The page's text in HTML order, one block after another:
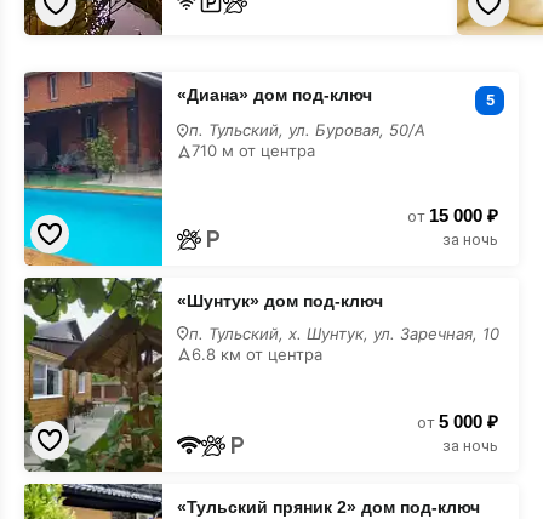
«Диана»
дом
под-
ключ
«Диана» дом под-ключ 5
п. Тульский, ул. Буровая, 50/А
710 м от центра
от 15 000 ₽
за ночь
«Шунтук»
дом
под-
ключ
«Шунтук» дом под-ключ
п. Тульский, х. Шунтук, ул. Заречная, 10
6.8 км от центра
от 5 000 ₽
за ночь
«Тульский
пряник
«Тульский пряник 2» дом под-ключ